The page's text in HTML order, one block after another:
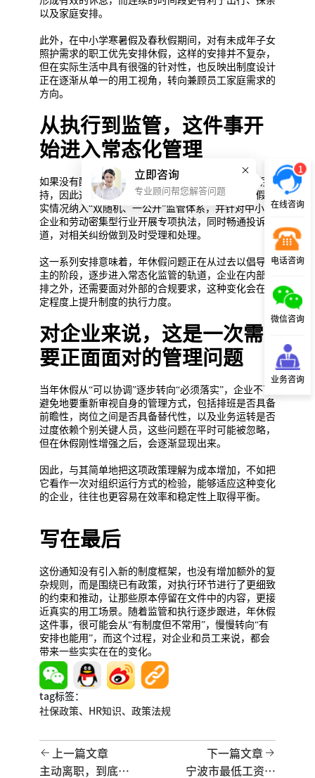
以及家庭安排。
此外，在中小学寒暑假及春秋假期间，对有未成年子女
照护需求的职工优先安排休假，这样的安排并不复杂，
但在实际生活中具有很强的针对性，也反映出制度设计
正在逐渐从单一的用工视角，转向兼顾员工家庭需求的
方向。
从执行到监管，这件事开
始进入常态化管理
如果没有配套的监督机制，再明确的制度也很难长期维
持，因此通知中也对监管部分进行了强化，将年休假落
实情况纳入“双随机、一公开”监管体系，并针对中小微
企业和劳动密集型行业开展专项执法，同时畅通投诉渠
道，对相关纠纷做到及时受理和处理。
这一系列安排意味着，年休假问题正在从过去以倡导为
主的阶段，逐步进入常态化监管的轨道，企业在内部安
排之外，还需要面对外部的合规要求，这种变化会在一
定程度上提升制度的执行力度。
对企业来说，这是一次需
要正面面对的管理问题
当年休假从“可以协调”逐步转向“必须落实”，企业不可
避免地要重新审视自身的管理方式，包括排班是否具备
前瞻性，岗位之间是否具备替代性，以及业务运转是否
过度依赖个别关键人员，这些问题在平时可能被忽略，
但在休假刚性增强之后，会逐渐显现出来。
因此，与其简单地把这项政策理解为成本增加，不如把
它看作一次对组织运行方式的检验，能够适应这种变化
的企业，往往也更容易在效率和稳定性上取得平衡。
写在最后
这份通知没有引入新的制度框架，也没有增加额外的复
杂规则，而是围绕已有政策，对执行环节进行了更细致
的约束和推动，让那些原本停留在文件中的内容，更接
近真实的用工场景。随着监管和执行逐步跟进，年休假
这件事，很可能会从“有制度但不常用”，慢慢转向“有
安排也能用”，而这个过程，对企业和员工来说，都会
带来一些实实在在的变化。
tag标签：
社保政策、
HR知识、 政策法规
上一篇文章
主动离职，到底能
下一篇文章
宁波市最低工资标
1
在线咨询
电话咨询
微信咨询
业务咨询
立即咨询
专业顾问帮您解答问题